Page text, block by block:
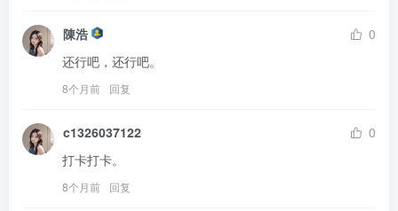
陳浩
0
还行吧，还行吧。
8个月前 回复
c1326037122
0
打卡打卡。
8个月前 回复